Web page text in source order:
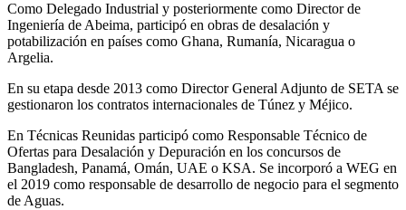
Como Delegado Industrial y posteriormente como Director de
Ingeniería de Abeima, participó en obras de desalación y
potabilización en países como Ghana, Rumanía, Nicaragua o
Argelia.
En su etapa desde 2013 como Director General Adjunto de SETA se
gestionaron los contratos internacionales de Túnez y Méjico.
En Técnicas Reunidas participó como Responsable Técnico de
Ofertas para Desalación y Depuración en los concursos de
Bangladesh, Panamá, Omán, UAE o KSA. Se incorporó a WEG en
el 2019 como responsable de desarrollo de negocio para el segmento
de Aguas.